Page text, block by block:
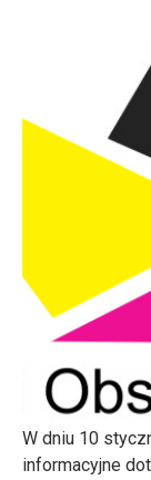
W dniu 10
informacyjne